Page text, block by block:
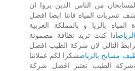
من الناس الذين يروا ان
المياه فاننا ايضا افضل
بالريا و بالمملكة العربية
اذا كنت تريد نظافة مضمونة
التالي لان شركة الطيب افضل
مسابح بالرياضشكرا لكم عملائنا
الطيب تعتبر افضل شركة